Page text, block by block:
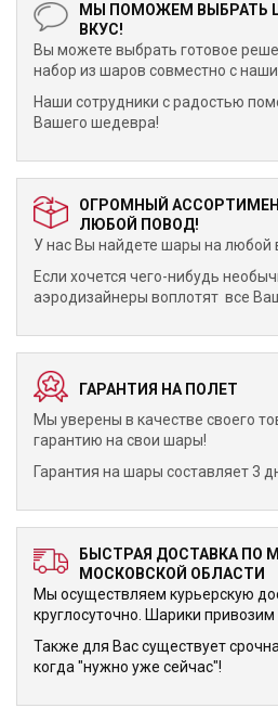
МЫ ПОМОЖЕМ ВЫБРАТЬ
ВКУС!
Вы можете выбрать готовое
набор из шаров совместно с
Наши сотрудники с радостью
Вашего шедевра!
ОГРОМНЫЙ
ЛЮБОЙ ПОВОД!
У нас Вы найдете шары на любой
Если хочется чего-нибудь
аэродизайнеры воплотят все
ГАРАНТИЯ НА ПОЛЕТ
Мы уверены в качестве своего
гарантию на свои шары!
Гарантия на шары составляет 3
БЫСТРАЯ ДОСТАВКА ПО
МОСКОВСКОЙ ОБЛАСТИ
Мы осуществляем курьерскую
круглосуточно. Шарики
Также для Вас существует
когда "нужно уже сейчас"!